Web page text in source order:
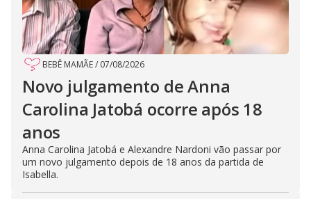
BEBÊ MAMÃE/ 07/08/2026
Novo julgamento de Anna
Carolina Jatobá ocorre após 18
anos
Anna Carolina Jatobá e Alexandre Nardoni vão passar por
um novo julgamento depois de 18 anos da partida de
Isabella.